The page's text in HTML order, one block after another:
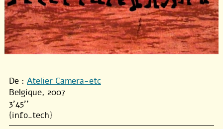
De : Atelier Camera-etc
Belgique, 2007
3'45''
{info_tech}